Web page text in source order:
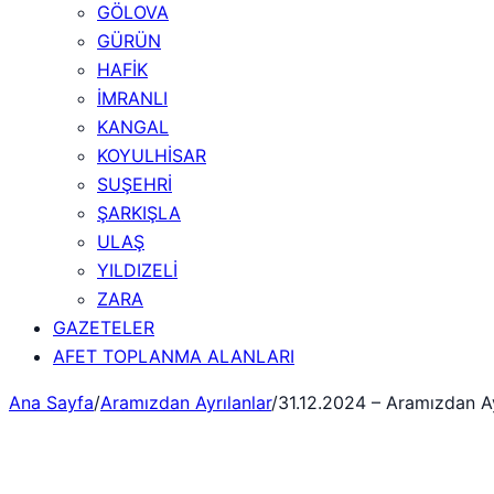
GÖLOVA
GÜRÜN
HAFİK
İMRANLI
KANGAL
KOYULHİSAR
SUŞEHRİ
ŞARKIŞLA
ULAŞ
YILDIZELİ
ZARA
GAZETELER
AFET TOPLANMA ALANLARI
Ana Sayfa/Aramızdan Ayrılanlar/31.12.2024 – Aramızdan